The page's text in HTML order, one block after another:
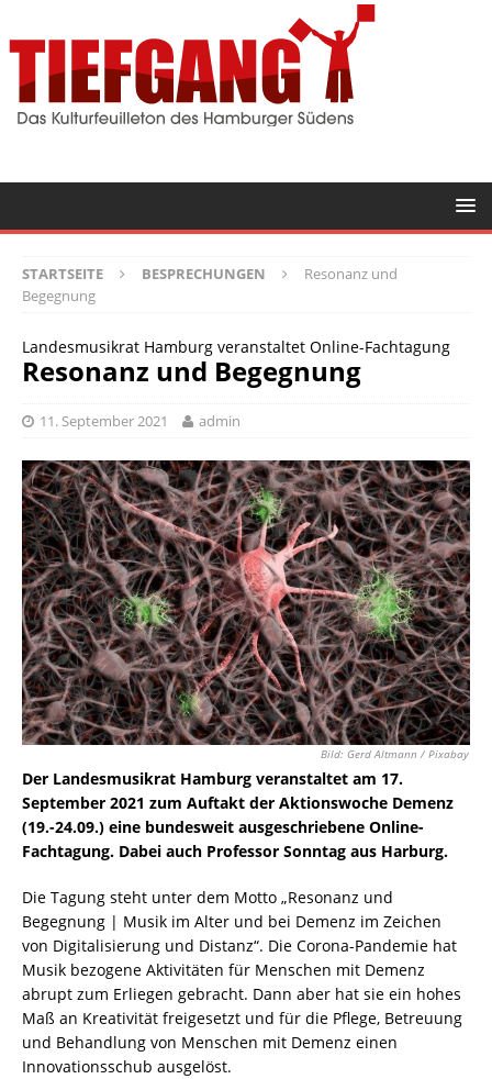
STARTSEITE BESPRECHUNGEN
Resonanz und
Begegnung
Landesmusikrat Hamburg veranstaltet Online-Fachtagung
Resonanz und Begegnung
11. September 2021 admin
Bild: Gerd Altmann / Pixabay
Der Landesmusikrat Hamburg veranstaltet am 17.
September 2021 zum Auftakt der Aktionswoche Demenz
(19.-24.09.) eine bundesweit ausgeschriebene Online-
Fachtagung. Dabei auch Professor Sonntag aus Harburg.
Die Tagung steht unter dem Motto „Resonanz und
Begegnung | Musik im Alter und bei Demenz im Zeichen
von Digitalisierung und Distanz“. Die Corona-Pandemie hat
Musik bezogene Aktivitäten für Menschen mit Demenz
abrupt zum Erliegen gebracht. Dann aber hat sie ein hohes
Maß an Kreativität freigesetzt und für die Pflege, Betreuung
und Behandlung von Menschen mit Demenz einen
Innovationsschub ausgelöst.